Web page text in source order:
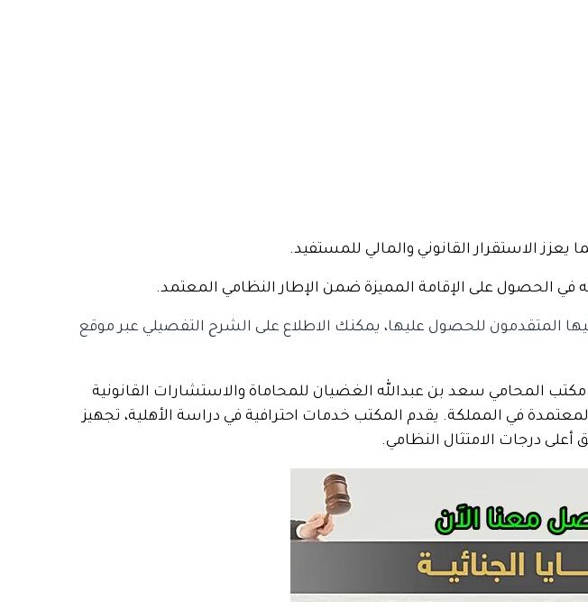
الاستقرار القانوني والمالي للمستفيد.
الحصول على الإقامة المميزة ضمن الإطار النظامي المعتمد.
المتقدمون للحصول عليها، يمكنك الاطلاع على الشرح التفصيلي عبر موقع
مكتب المحامي سعد بن عبدالله الغضيان للمحاماة والاستشارات القانونية
في المملكة. يقدم المكتب خدمات احترافية في دراسة الأهلية، تجهيز
درجات الامتثال النظامي.